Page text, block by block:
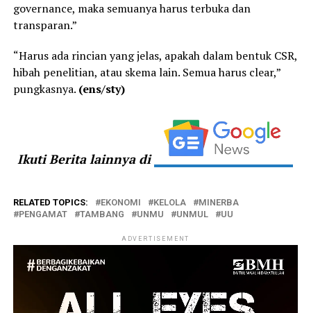
governance, maka semuanya harus terbuka dan
transparan.”
“Harus ada rincian yang jelas, apakah dalam bentuk CSR,
hibah penelitian, atau skema lain. Semua harus clear,”
pungkasnya. (ens/sty)
Ikuti Berita lainnya di
RELATED TOPICS: EKONOMI KELOLA
MINERBA
PENGAMAT
TAMBANG UNMU UNMUL UU
ADVERTISEMENT